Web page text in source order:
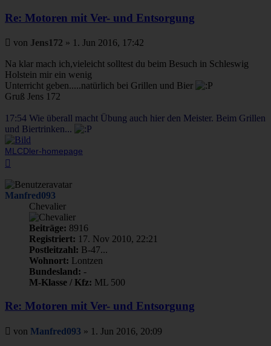
Re: Motoren mit Ver- und Entsorgung
Beitrag
von Jens172 » 1. Jun 2016, 17:42
Na klar mach ich,vieleicht solltest du beim Besuch in Schleswig
Holstein mir ein wenig
Unterricht geben.....natürlich bei Grillen und Bier
Gruß Jens 172
17:54 Wie überall macht Übung auch hier den Meister. Beim Grillen
und Biertrinken...
MLCDler-homepage
Manfred093
Chevalier
Beiträge: 8916
Registriert: 17. Nov 2010, 22:21
Postleitzahl: B-47...
Wohnort: Lontzen
Bundesland: -
M-Klasse / Kfz: ML 500
Re: Motoren mit Ver- und Entsorgung
Beitrag
von Manfred093 » 1. Jun 2016, 20:09